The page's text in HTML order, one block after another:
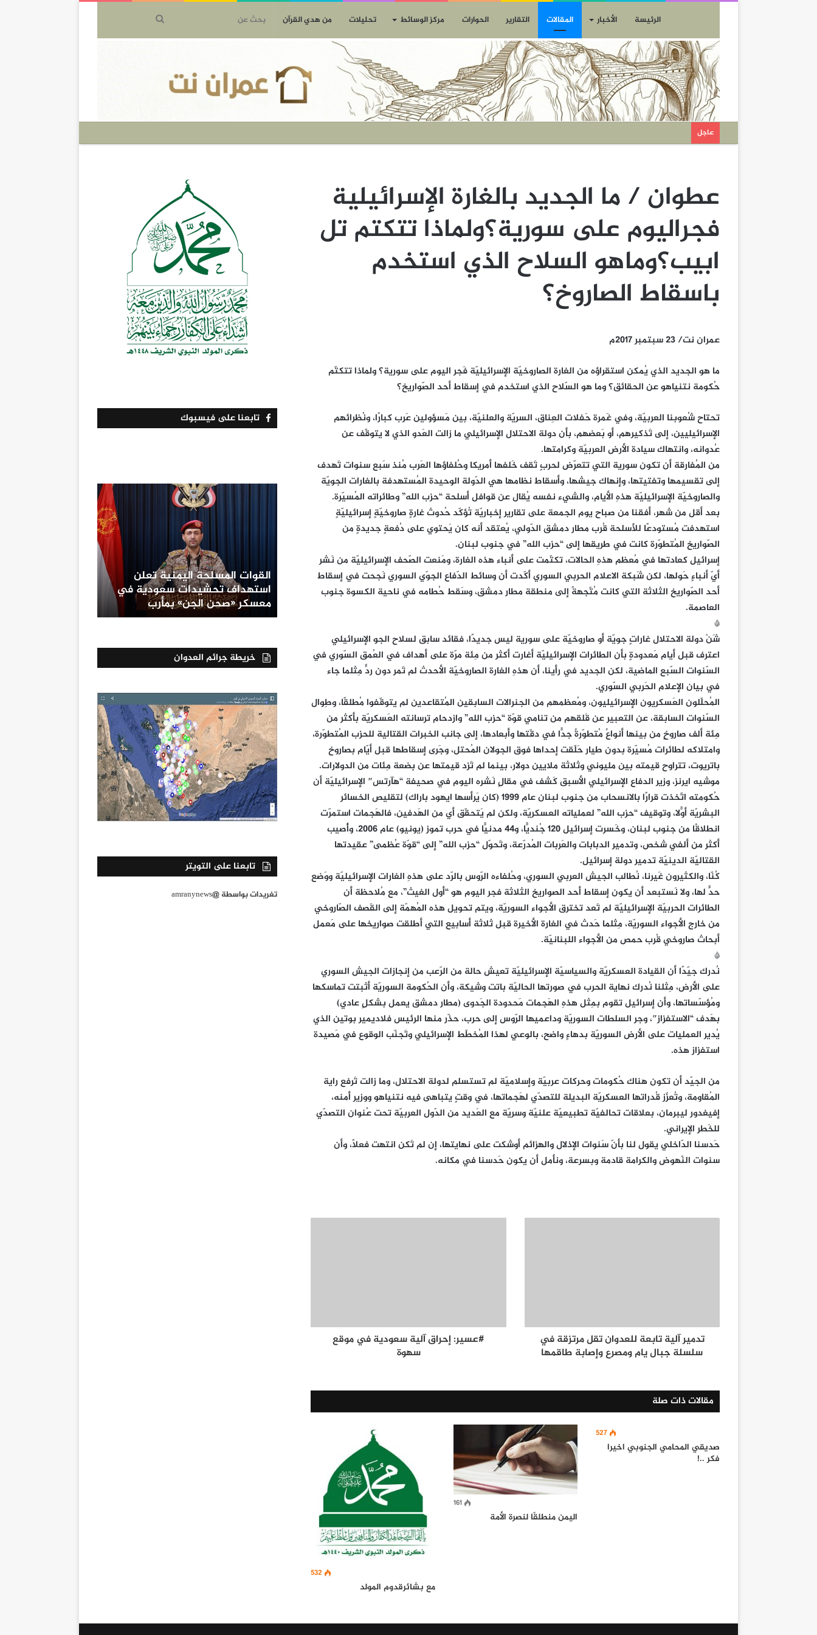
الرئيسة الأخبار المقالات التقارير الحوارات مركز الوسائط تحليلات من هدي القرآن
عاجل
عطوان / ما الجديد بالغارة الإسرائيلية
فجراليوم على سورية؟ولماذا تتكتم تل
ابيب؟وماهو السلاح الذي استخدم
باسقاط الصاروخ؟
عمران نت/ 23 سبتمبر 2017م
ما هو الجديد الذي يُمكن استقراؤه من الغارة الصاروخيّة الإسرائيليّة فَجر اليوم على سورية؟ ولماذا تتكتّم
حُكومة نتنياهو عن الحقائق؟ وما هو السّلاح الذي استخدم في إسقاط أحد الصّواريخ؟
تحتاح شُعوبنا العربيّة، وفي غَمرة حَفلات العِناق، السريّة والعلنيّة، بين مَسؤولين عَرب كبارًا، ونُظرائهم
الإسرائيليين، إلى تَذكيرهم، أو بَعضهم، بأن دولة الاحتلال الإسرائيلي ما زالت العَدو الذي لا يتوقّف عن
عُدوانه، وانتهاك سيادة الأرض العربيّة وكرامتها.
من المُفارقة أن تكون سورية التي تتعرّض لحربٍ تَقف خَلفها أمريكا وحُلفاؤها العَرب مُنذ سَبع سنوات تَهدف
إلى تقسيمها وتفتيتها، وإنهاك جيشها، وأسقاط نظامها هي الدّولة الوحيدة المُستهدفة بالغارات الجويّة
والصاروخيّة الإسرائيليّة هذهِ الأيام، والشيء نفسه يُقال عن قوافل أسلحة “حزب الله” وطائراته المُسيّرة.
بعد أقل من شهر، أفقنا من صباح يوم الجمعة على تقارير إخباريّة تُؤكّد حُدوث غارةٍ صاروخيّةٍ إسرائيليّةٍ
استهدفت مُستودعًا للأسلحة قُرب مطار دمشق الدّولي، يُعتقد أنه كان يَحتوي على دُفعةٍ جديدةٍ من
الصّواريخ المُتطوّرة كانت في طريقها إلى “حزب الله” في جنوب لبنان.
إسرائيل كعادتها في مُعظم هذهِ الحالات، تكتّمت على أنباء هذه الغارة، ومَنعت الصّحف الإسرائيليّة من نَشر
أيّ أنباءٍ حَولها، لكن شَبكة الاعلام الحربي السوري أكّدت أن وسائط الدّفاع الجوّي السوري نَجحت في إسقاط
أحد الصّواريخ الثلاثة التي كانت مُتّجهةً إلى منطقة مطار دمشق، وسَقط حُطامه في ناحية الكسوة جنوب
العاصمة.
*
شَنْ دولة الاحتلال غاراتٍ جويّة أو صاروخيّة على سورية ليس جديدًا، فقائد سابق لسلاح الجو الإسرائيلي
اعترف قبل أيام مَعدودةٍ بأن الطائرات الإسرائيليّة أغارت أكثر من مِئة مرّة على أهداف في العُمق السّوري في
السّنوات السّبع الماضية، لكن الجديد في رأينا، أن هذهِ الغارة الصاروخيّة الأحدث لم تَمر دون ردٍّ مِثلما جاء
في بيان الإعلام الحَربي السّوري.
المُحلّلون العَسكريون الإسرائيليون، ومُعظمهم من الجنرالات السابقين المُتقاعدين لم يتوقّفوا مُطلقًا، وطِوال
السّنوات السابقة، عن التعبير عن قَلقهم من تنامي قوّة “حزب الله” وازدحام ترسانته العَسكريّة بأكثر من
مِئة ألف صاروخٍ من بينها أنواعٌ مُتطوّرةٌ جدًّا في دقّتها وأبعادها، إلى جانب الخبرات القتالية للحزب المُتطوّرة،
وامتلاكه لطائرات مُسيّرة بدون طيار حَلّقت إحداها فوق الجولان المُحتل، وجَرى إسقاطها قبل أيّام بصاروخ
باتريوت، تتراوح قيمته بين مليوني وثلاثة ملايين دولار، بينما لم تَزد قيمتها عن بِضعة مِئات من الدولارات.
موشيه ايرنز، وزير الدفاع الإسرائيلي الأسبق كَشف في مقالٍ نَشره اليوم في صحيفة “هآرتس″ الإسرائيليّة أن
حُكومته اتّخذت قرارًا بالانسحاب من جنوب لبنان عام 1999 (كان يَرأسها ايهود باراك) لتقليص الخسائر
البشريّة أوّلاً، وتوقيف “حزب الله” لعملياته العسكريّة، ولكن لم يَتحقّق أي من الهَدفين، فالهَجمات استمرّت
انطلاقًا من جنوب لبنان، وخَسرت إسرائيل 120 جُنديًّا، و44 مدنيًّا في حرب تموز (يونيو) عام 2006، وأُصيب
أكثر من ألفي شخص، وتدمير الدبابات والعَربات المُدرّعة، وتَحوّل “حزب الله” إلى “قوّة عُظمى” عقيدتها
القتاليّة الدينيّة تدمير دولة إسرائيل.
كُنّا، والكثيرون غَيرنا، نُطالب الجيش العربي السوري، وحُلفاءه الرّوس بالرّد على هذهِ الغارات الإسرائيليّة ووَضع
حدٍّ لها، ولا نَستبعد أن يكون إسقاط أحد الصواريخ الثلاثة فجر اليوم هو “أول الغيث”، مع مُلاحظة أن
الطائرات الحربيّة الإسرائيليّة لم تَعد تخترق الأجواء السوريّة، ويتم تحويل هذه المُهمّة إلى القَصف الصّاروخي
من خارج الأجواء السوريّة، مِثلما حَدث في الغارة الأخيرة قبل ثلاثة أسابيع التي أطلقت صواريخها على مَعمل
أبحاث صاروخي قُرب حمص من الأجواء اللبنانيّة.
*
نُدرك جيّدًا أن القيادة العسكريّة والسياسيّة الإسرائيليّة تعيش حالة من الرّعب من إنجازات الجيش السوري
على الأرض، مِثلنا نُدرك نهاية الحرب في صورتها الحاليّة باتت وشيكة، وأن الحُكومة السوريّة أثبتت تماسكها
ومُؤسّساتها، وأن إسرائيل تقوم بمِثل هذهِ الهَجمات مَحدودة الجَدوى (مطار دمشق يعمل بشكلٍ عادي)
بهَدف “الاستفزاز″، وجر السلطات السوريّة وداعميها الرّوس إلى حرب، حذّر منها الرئيس فلاديمير بوتين الذي
يُدير العمليات على الأرض السوريّة بدهاءٍ واضح، بالوعي لهذا المُخطّط الإسرائيلي وتَجنّب الوقوع في مَصيدة
استفزاز هذه.
من الجيّد أن تكون هناك حُكومات وحركات عربيّة وإسلاميّة لم تستسلم لدولة الاحتلال، وما زالت تَرفع راية
المُقاومة، وتُعزّز قُدراتها العسكريّة البديلة للتصدّي لهَجماتها، في وقتٍ يتباهى فيه نتنياهو ووزير أمنه،
إفيغدور ليبرمان، بعلاقات تحالفيّة تطبيعيّة علنيّة وسريّة مع العَديد من الدّول العربيّة تحت عُنوان التصدّي
للخَطر الإيراني.
حَدسنا الدّاخلي يقول لنا بأنّ سَنوات الإذلال والهزائم أوشكت على نهايتها، إن لم تَكن انتهت فعلاً، وأن
سنوات النّهوض والكرامة قادمة وبسرعة، ونأمل أن يكون حَدسنا في مكانه.
تدمير آلية تابعة للعدوان تقل مرتزقة في
سلسلة جبال يام ومصرع وإصابة طاقمها
#عسير: إحراق آلية سعودية في موقع
سهوة
مقالات ذات صلة
527
صديقي المحامي الجنوبي اخيرا
فكر ..!
161
اليمن منطلقًا لنصرة الأمة
532
مع بشائرقدوم المولد
تابعنا على فيسبوك
القوات المسلحة اليمنية تعلن
استهداف تحشيدات سعودية في
معسكر «صحن الجن» بمأرب
خريطة جرائم العدوان
تابعنا على التويتر
تغريدات بواسطة @amranynews